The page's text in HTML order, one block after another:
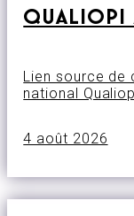
QUALIOPI
Lien source de
national
4 août 2026